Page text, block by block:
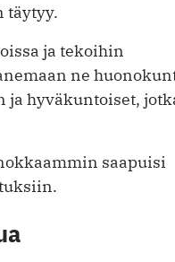
täytyy.
ja tekoihin
ne
ja hyväkuntoiset,
saapuisi